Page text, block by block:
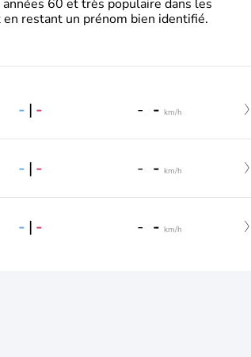
60 et très populaire dans les
restant un prénom bien identifié.
- | - - - km/h
- | - - - km/h
- | - - - km/h